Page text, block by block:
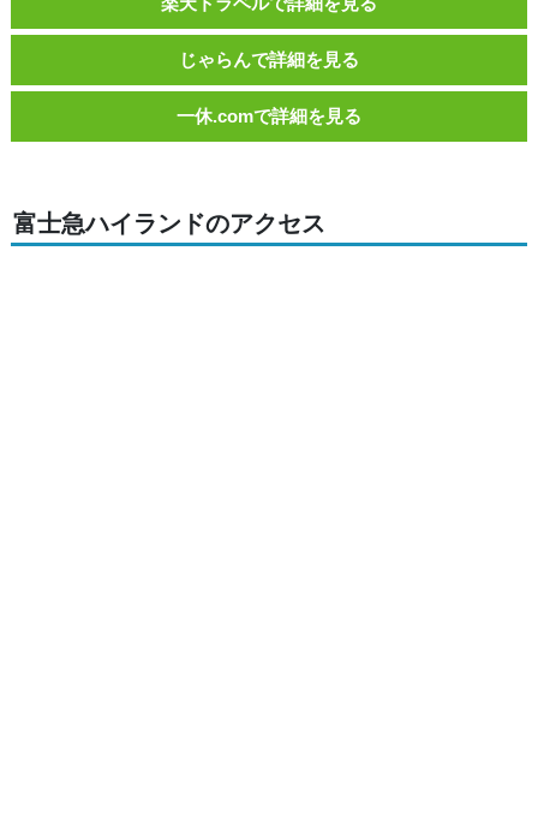
じゃらんで詳細を見る
一休.comで詳細を見る
富士急ハイランドのアクセス